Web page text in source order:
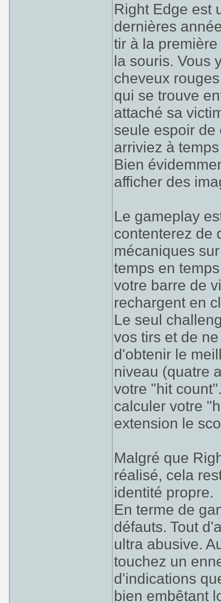
Right Edge est
dernières
tir à la
la souris. Vous
cheveux
qui se trouve
attaché sa
seule espoir de
arriviez à
Bien
afficher des
Le gameplay
contenterez de
mécaniques
temps en
votre barre de
rechargent en
Le seul
vos tirs et de
d'obtenir le
niveau (quatre
votre "hit
calculer votre
extension le
Malgré que
réalisé, cela
identité propre.
En terme de
défauts. Tout
ultra abusive.
touchez un
d'indications
bien embêtant